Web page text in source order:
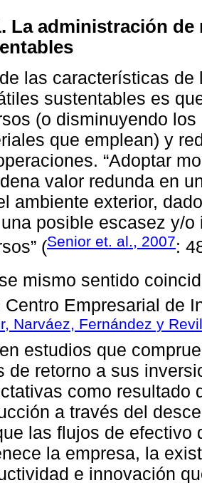
La administración
las características
sustentables es
(o disminuyendo
que emplean) y
“Adoptar
valor redunda en
ambiente exterior,
posible escasez y/
(Senior et. al., 2007:
mismo sentido
Centro Empresarial de
Narváez, Fernández y
estudios que
de retorno a sus
como resultado
a través del
las flujos de efectivo
la empresa, la
e innovación